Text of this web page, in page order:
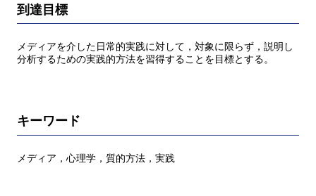
到達目標
メディアを介した日常的実践に対して，対象に限らず，説明し
分析するための実践的方法を習得することを目標とする。
キーワード
メディア，心理学，質的方法，実践